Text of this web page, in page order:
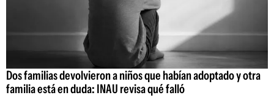
Dos familias devolvieron a niños que habían adoptado y otra
familia está en duda: INAU revisa qué falló